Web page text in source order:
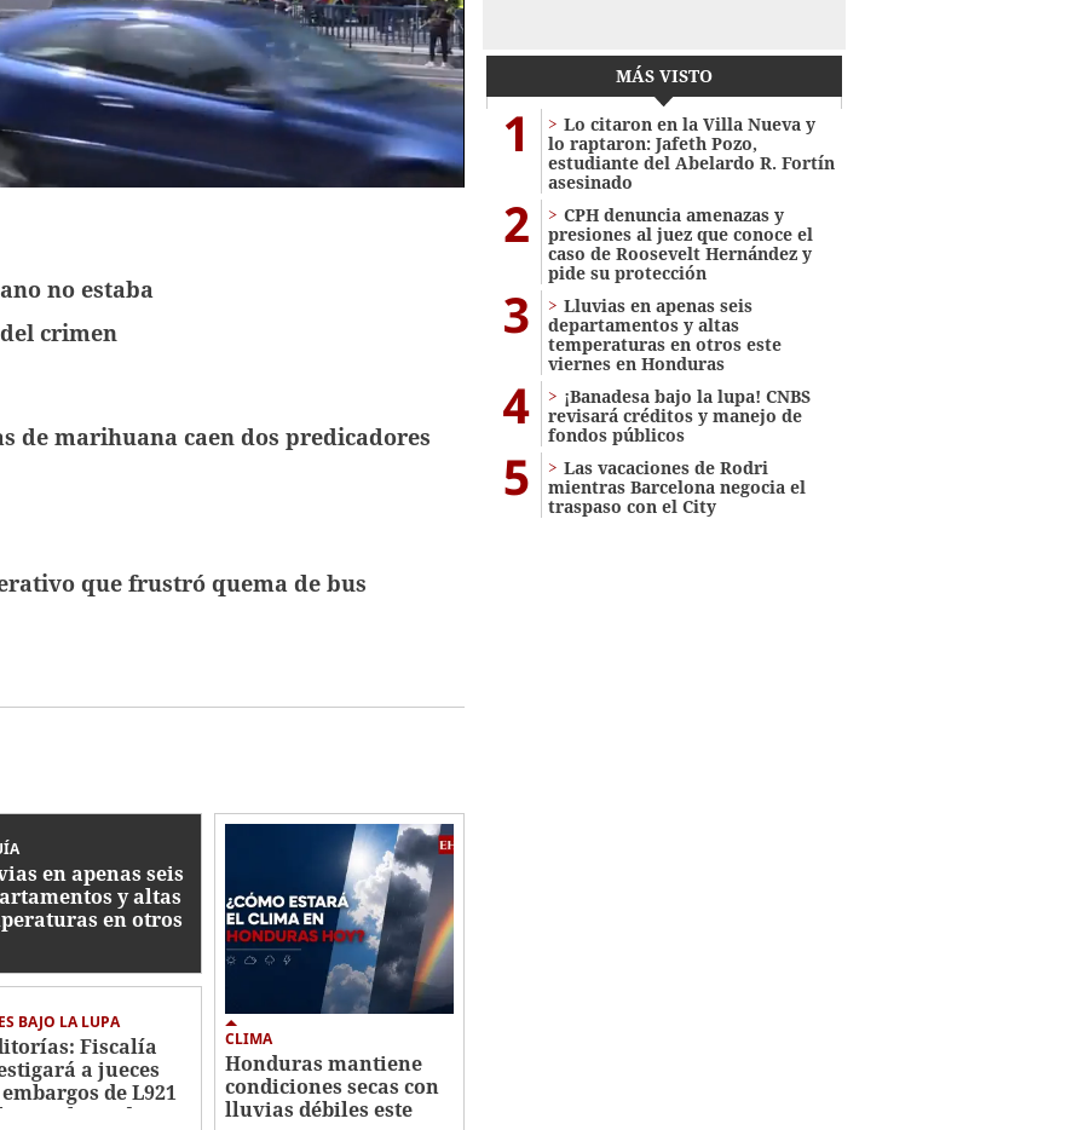
no estaba
crimen
de marihuana caen dos predicadores
que frustró quema de bus
en apenas seis
y altas
en otros
BAJO LA LUPA
Fiscalía
a jueces
de L921
al Estado
CLIMA
Honduras mantiene
condiciones secas con
lluvias débiles este
MÁS VISTO
1
Lo citaron en la Villa Nueva y
lo raptaron: Jafeth Pozo,
estudiante del Abelardo R. Fortín
asesinado
2
CPH denuncia amenazas y
presiones al juez que conoce el
caso de Roosevelt Hernández y
pide su protección
3
Lluvias en apenas seis
departamentos y altas
temperaturas en otros este
viernes en Honduras
4
¡Banadesa bajo la lupa! CNBS
revisará créditos y manejo de
fondos públicos
5
Las vacaciones de Rodri
mientras Barcelona negocia el
traspaso con el City